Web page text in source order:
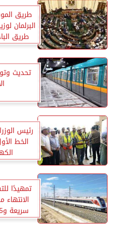
طريق
البرلمان
طريق
رئيس
الخط
تمهيدًا
سريعة و5 إقليمية و2 بضائع